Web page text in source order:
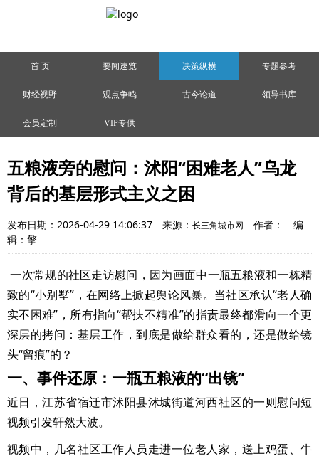
首 页 要闻速览 决策纵横 专题参考
财经视野 观点争鸣 古今论道 领导书库
会员定制 VIP专供
五粮液旁的慰问：沭阳“困难老人”乌龙
背后的基层形式主义之困
发布日期：2026-04-29 14:06:37 来源： 长三角城市网 作者：
编
辑：擎
一次常规的社区走访慰问，因为画面中一瓶五粮液和一栋精
致的“小别墅”，在网络上掀起舆论风暴。当社区承认“老人确
实不困难”，所有指向“帮扶不精准”的指责最终都滑向一个更
深层的拷问：基层工作，到底是做给群众看的，还是做给镜
头“留痕”的？
一、事件还原：一瓶五粮液的“出镜”
近日，江苏省宿迁市沭阳县沭城街道河西社区的一则慰问短
视频引发轩然大波。
视频中，几名社区工作人员走进一位老人家，送上鸡蛋、牛